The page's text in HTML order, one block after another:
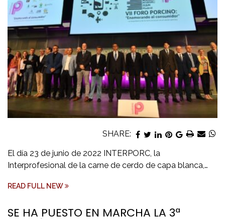
SHARE:
El día 23 de junio de 2022 INTERPORC, la
Interprofesional de la carne de cerdo de capa blanca,…
READ FULL NEW
SE HA PUESTO EN MARCHA LA 3ª